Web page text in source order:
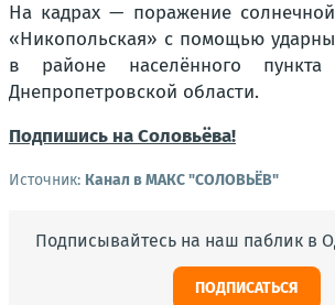
На кадрах — поражение солнечной
«Никопольская» с помощью
в районе населённого пункта
Днепропетровской области.
Подпишись на Соловьёва!
Источник: Канал в МАКС "СОЛОВЬЁВ"
Подписывайтесь на наш паблик в
ПОДПИСАТЬСЯ